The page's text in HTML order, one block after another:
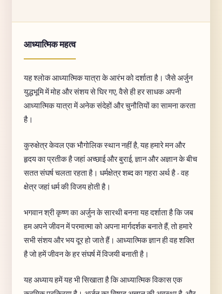
आध्यात्मिक महत्व
यह श्लोक आध्यात्मिक यात्रा के आरंभ को दर्शाता है। जैसे अर्जुन
युद्धभूमि में मोह और संशय से घिर गए, वैसे ही हर साधक अपनी
आध्यात्मिक यात्रा में अनेक संदेहों और चुनौतियों का सामना करता
है।
कुरुक्षेत्र केवल एक भौगोलिक स्थान नहीं है, यह हमारे मन और
हृदय का प्रतीक है जहां अच्छाई और बुराई, ज्ञान और अज्ञान के बीच
सतत संघर्ष चलता रहता है। धर्मक्षेत्र शब्द का गहरा अर्थ है - वह
क्षेत्र जहां धर्म की विजय होती है।
भगवान श्री कृष्ण का अर्जुन के सारथी बनना यह दर्शाता है कि जब
हम अपने जीवन में परमात्मा को अपना मार्गदर्शक बनाते हैं, तो हमारे
सभी संशय और भय दूर हो जाते हैं। आध्यात्मिक ज्ञान ही वह शक्ति
है जो हमें जीवन के हर संघर्ष में विजयी बनाती है।
यह अध्याय हमें यह भी सिखाता है कि आध्यात्मिक विकास एक